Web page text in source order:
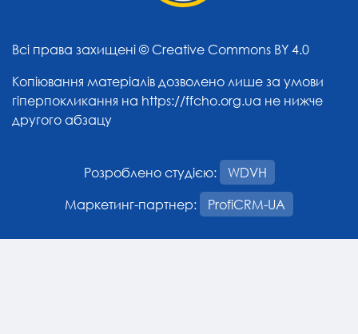
Всі права захищені © Creative Commons BY 4.0
Копіювання матеріалів дозволено лише за умови
гіперпокликання на https://ffcho.org.ua не нижче
другого абзацу
Розроблено студією:
WDVH
Маркетинг-партнер:
ProfiCRM-UA